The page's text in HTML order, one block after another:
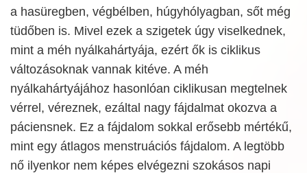
a hasüregben, végbélben, húgyhólyagban, sőt még
tüdőben is. Mivel ezek a szigetek úgy viselkednek,
mint a méh nyálkahártyája, ezért ők is ciklikus
változásoknak vannak kitéve. A méh
nyálkahártyájához hasonlóan ciklikusan megtelnek
vérrel, véreznek, ezáltal nagy fájdalmat okozva a
páciensnek. Ez a fájdalom sokkal erősebb mértékű,
mint egy átlagos menstruációs fájdalom. A legtöbb
nő ilyenkor nem képes elvégezni szokásos napi